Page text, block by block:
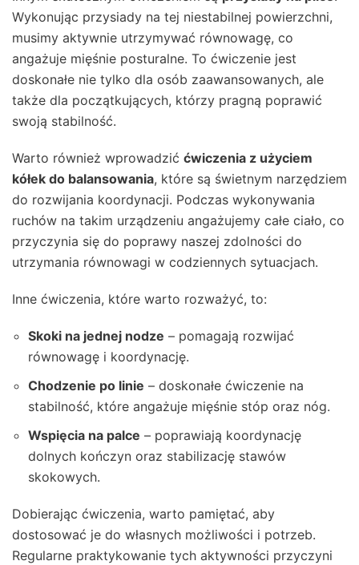
Wykonując przysiady na tej niestabilnej powierzchni,
musimy aktywnie utrzymywać równowagę, co
angażuje mięśnie posturalne. To ćwiczenie jest
doskonałe nie tylko dla osób zaawansowanych, ale
także dla początkujących, którzy pragną poprawić
swoją stabilność.
Warto również wprowadzić ćwiczenia z użyciem
kółek do balansowania, które są świetnym narzędziem
do rozwijania koordynacji. Podczas wykonywania
ruchów na takim urządzeniu angażujemy całe ciało, co
przyczynia się do poprawy naszej zdolności do
utrzymania równowagi w codziennych sytuacjach.
Inne ćwiczenia, które warto rozważyć, to:
Skoki na jednej nodze – pomagają rozwijać
równowagę i koordynację.
Chodzenie po linie – doskonałe ćwiczenie na
stabilność, które angażuje mięśnie stóp oraz nóg.
Wspięcia na palce – poprawiają koordynację
dolnych kończyn oraz stabilizację stawów
skokowych.
Dobierając ćwiczenia, warto pamiętać, aby
dostosować je do własnych możliwości i potrzeb.
Regularne praktykowanie tych aktywności przyczyni